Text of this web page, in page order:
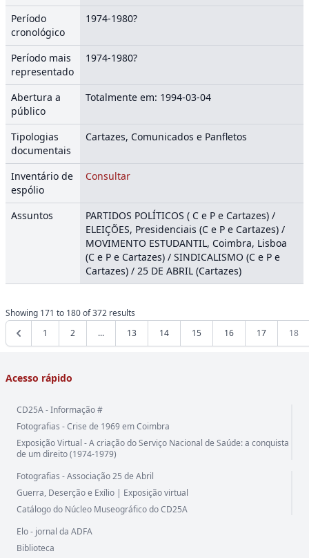
Período
cronológico
1974-1980?
Período mais
representado
1974-1980?
Abertura a
público
Totalmente em: 1994-03-04
Tipologias
documentais
Cartazes, Comunicados e Panfletos
Inventário de
espólio
Consultar
Assuntos
PARTIDOS POLÍTICOS ( C e P e Cartazes) /
ELEIÇÕES, Presidenciais (C e P e Cartazes) /
MOVIMENTO ESTUDANTIL, Coimbra, Lisboa
(C e P e Cartazes) / SINDICALISMO (C e P e
Cartazes) / 25 DE ABRIL (Cartazes)
Showing 171 to 180of372 results
1
2 ... 13 14 15 16 17 18
Acesso rápido
CD25A - Informação #
Fotografias - Crise de 1969 em Coimbra
Exposição Virtual - A criação do Serviço Nacional de Saúde: a conquista
de um direito (1974-1979)
Fotografias - Associação 25 de Abril
Guerra, Deserção e Exílio | Exposição virtual
Catálogo do Núcleo Museográfico do CD25A
Elo - jornal da ADFA
Biblioteca